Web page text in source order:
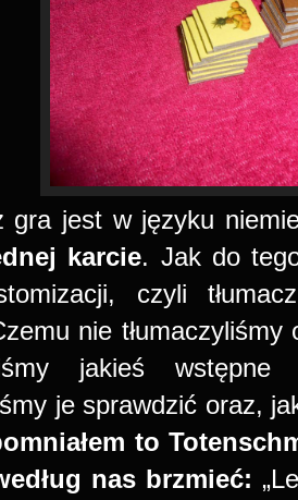
gra jest w języku
karcie. Jak do
czyli
nie
jakieś wstępne
je sprawdzić oraz,
to
nas brzmieć: